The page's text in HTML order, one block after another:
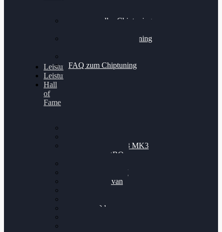
Professionelles Chiptuning
Professionelles Chiptuning
FAQ zum Chiptuning
Leistungsmessung
Leistungsprüfstand
Hall
of
Fame
Nissan GT-R35 3.8 MK3
V6 TWINTURBO
VW Passat 2.0TDI
VW T6 Multivan
BMW 120d